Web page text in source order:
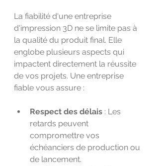
La fiabilité d'une entreprise
d'impression 3D ne se limite pas à
la qualité du produit final. Elle
englobe plusieurs aspects qui
impactent directement la réussite
de vos projets. Une entreprise
fiable vous assure :
Respect des délais : Les
retards peuvent
compromettre vos
échéanciers de production ou
de lancement.